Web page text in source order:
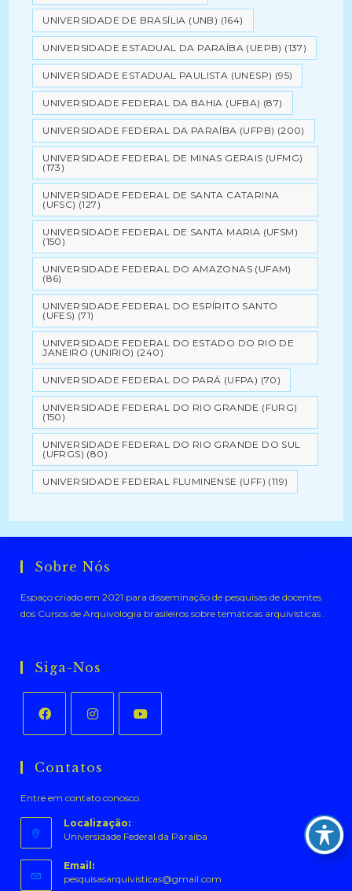
UNIVERSIDADE DE BRASÍLIA (UNB) (164)
UNIVERSIDADE ESTADUAL DA PARAÍBA (UEPB) (137)
UNIVERSIDADE ESTADUAL PAULISTA (UNESP) (95)
UNIVERSIDADE FEDERAL DA BAHIA (UFBA) (87)
UNIVERSIDADE FEDERAL DA PARAÍBA (UFPB) (200)
UNIVERSIDADE FEDERAL DE MINAS GERAIS (UFMG)
(173)
UNIVERSIDADE FEDERAL DE SANTA CATARINA
(UFSC) (127)
UNIVERSIDADE FEDERAL DE SANTA MARIA (UFSM)
(150)
UNIVERSIDADE FEDERAL DO AMAZONAS (UFAM)
(86)
UNIVERSIDADE FEDERAL DO ESPÍRITO SANTO
(UFES) (71)
UNIVERSIDADE FEDERAL DO ESTADO DO RIO DE
JANEIRO (UNIRIO) (240)
UNIVERSIDADE FEDERAL DO PARÁ (UFPA) (70)
UNIVERSIDADE FEDERAL DO RIO GRANDE (FURG)
(150)
UNIVERSIDADE FEDERAL DO RIO GRANDE DO SUL
(UFRGS) (80)
UNIVERSIDADE FEDERAL FLUMINENSE (UFF) (119)
Sobre Nós
Espaço criado em 2021 para disseminação de pesquisas de docentes
dos Cursos de Arquivologia brasileiros sobre temáticas arquivísticas .
Siga-Nos
em
nova
aba
em
nova
aba
nova
aba
Contatos
Entre em contato conosco.
Localização:
Universidade Federal da Paraíba
Email:
pesquisasarquivisticas@gmail.com